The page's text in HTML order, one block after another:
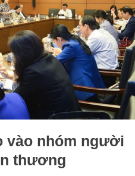
nhóm người
thương